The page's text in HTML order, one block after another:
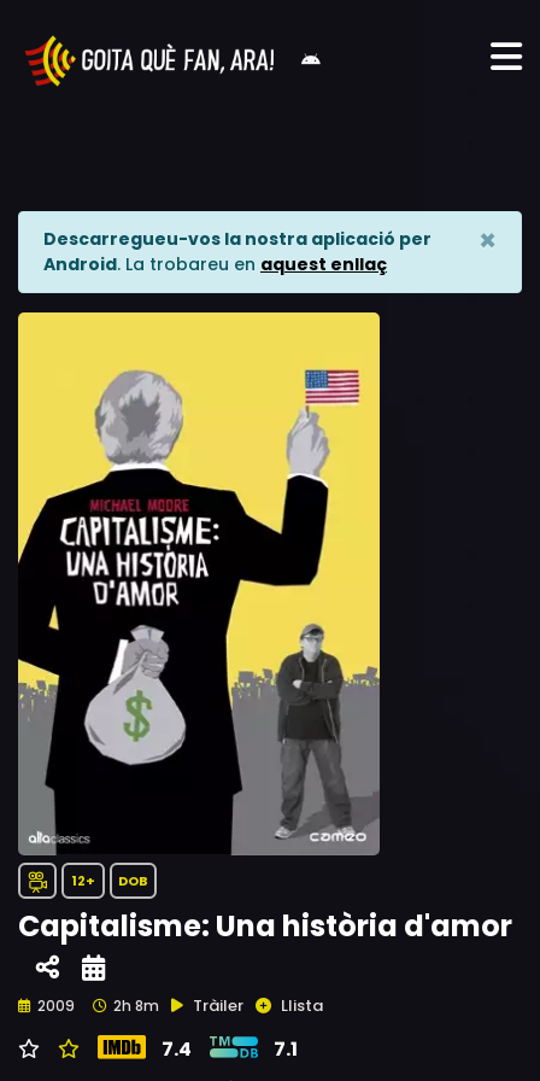
Descarregueu-vos la nostra aplicació per
Android. La trobareu en aquest enllaç
×
12+ DOB
Capitalisme: Una història d'amor
2009 2h 8m Tràiler Llista
7.4 7.1